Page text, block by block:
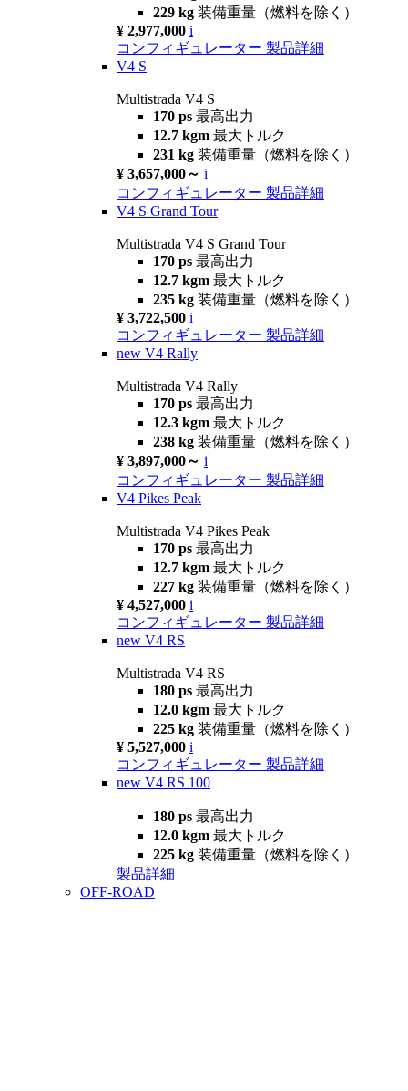
229 kg 装備重量（燃料を除く）
¥ 2,977,000 i
コンフィギュレーター 製品詳細
V4 S
Multistrada V4 S
170 ps 最高出力
12.7 kgm 最大トルク
231 kg 装備重量（燃料を除く）
¥ 3,657,000～ i
コンフィギュレーター 製品詳細
V4 S Grand Tour
Multistrada V4 S Grand Tour
170 ps 最高出力
12.7 kgm 最大トルク
235 kg 装備重量（燃料を除く）
¥ 3,722,500 i
コンフィギュレーター 製品詳細
new V4 Rally
Multistrada V4 Rally
170 ps 最高出力
12.3 kgm 最大トルク
238 kg 装備重量（燃料を除く）
¥ 3,897,000～ i
コンフィギュレーター 製品詳細
V4 Pikes Peak
Multistrada V4 Pikes Peak
170 ps 最高出力
12.7 kgm 最大トルク
227 kg 装備重量（燃料を除く）
¥ 4,527,000 i
コンフィギュレーター 製品詳細
new V4 RS
Multistrada V4 RS
180 ps 最高出力
12.0 kgm 最大トルク
225 kg 装備重量（燃料を除く）
¥ 5,527,000 i
コンフィギュレーター 製品詳細
new V4 RS 100
180 ps 最高出力
12.0 kgm 最大トルク
225 kg 装備重量（燃料を除く）
製品詳細
OFF-ROAD